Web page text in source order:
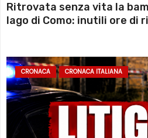
Ritrovata senza vita la
lago di Como: inutili ore di
CRONACA CRONACA ITALIANA